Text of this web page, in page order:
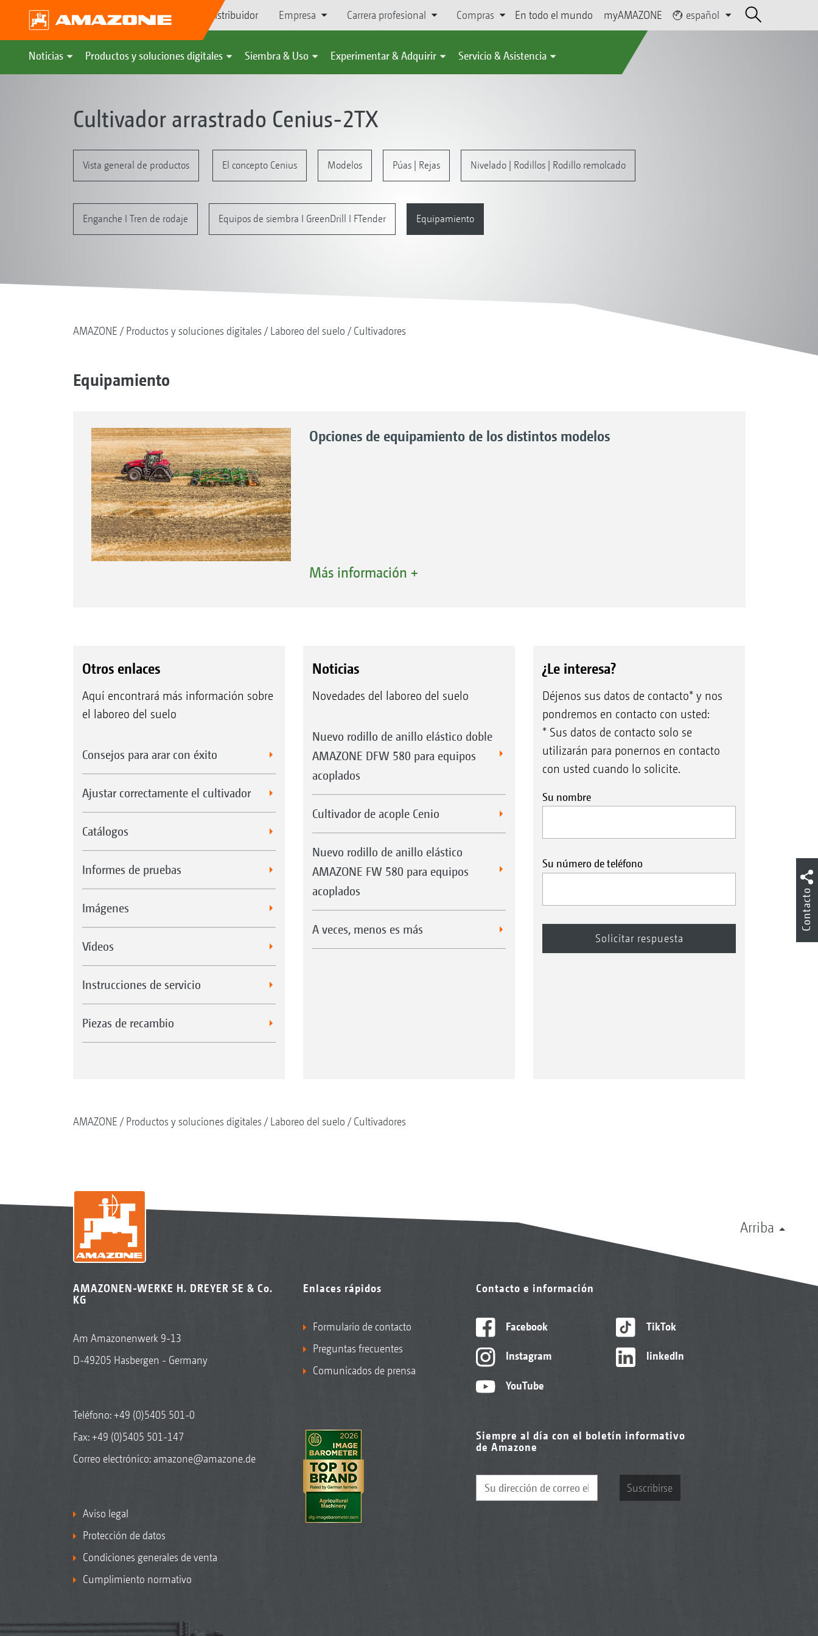
Búsqueda de distribuidor Empresa Carrera profesional Compras En todo el mundo myAMAZONE español
Noticias Productos y soluciones digitales Siembra & Uso Experimentar & Adquirir Servicio & Asistencia
Cultivador arrastrado Cenius-2TX
Vista general de productos El concepto Cenius Modelos Púas | Rejas Nivelado | Rodillos | Rodillo remolcado
Enganche I Tren de rodaje Equipos de siembra I GreenDrill I FTender Equipamiento
AMAZONE Productos y soluciones digitales Laboreo del suelo Cultivadores
Equipamiento
Opciones de equipamiento de los distintos modelos
Más información +
Otros enlaces
Aquí encontrará más información sobre
el laboreo del suelo
Consejos para arar con éxito
Ajustar correctamente el cultivador
Catálogos
Informes de pruebas
Imágenes
Vídeos
Instrucciones de servicio
Piezas de recambio
Noticias
Novedades del laboreo del suelo
Nuevo rodillo de anillo elástico doble
AMAZONE DFW 580 para equipos
acoplados
Cultivador de acople Cenio
Nuevo rodillo de anillo elástico
AMAZONE FW 580 para equipos
acoplados
A veces, menos es más
¿Le interesa?
Déjenos sus datos de contacto* y nos
pondremos en contacto con usted:
* Sus datos de contacto solo se
utilizarán para ponernos en contacto
con usted cuando lo solicite.
Su nombre
Su número de teléfono
AMAZONE Productos y soluciones digitales Laboreo del suelo Cultivadores
Arriba
AMAZONEN-WERKE H. DREYER SE & Co.
KG
Am Amazonenwerk 9-13
D-49205 Hasbergen - Germany
Teléfono:+49 (0)5405 501-0
Fax: +49 (0)5405 501-147
Correo electrónico: amazone@amazone.de
Aviso legal
Protección de datos
Condiciones generales de venta
Cumplimiento normativo
Enlaces rápidos
Formulario de contacto
Preguntas frecuentes
Comunicados de prensa
Contacto e información
Facebook
Instagram
YouTube
TikTok
linkedIn
Siempre al día con el boletín informativo
de Amazone
Suscribirse
Contacto